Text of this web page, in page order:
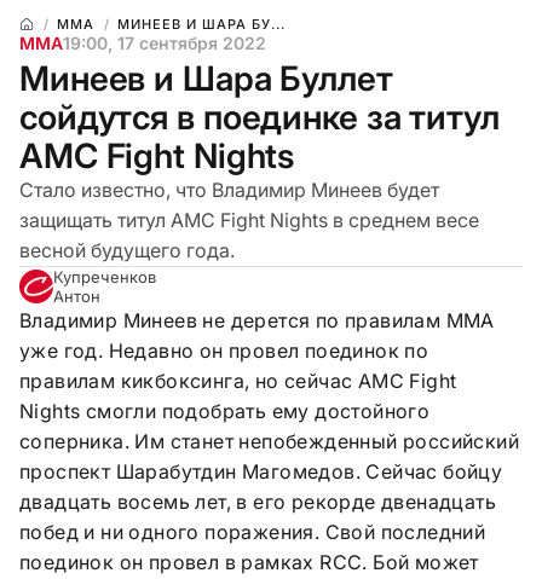
ММА МИНЕЕВ И ШАРА БУ...
ММА19:00, 17 сентября 2022
Минеев и Шара Буллет
сойдутся в поединке за титул
AMC Fight Nights
Стало известно, что Владимир Минеев будет
защищать титул AMC Fight Nights в среднем весе
весной будущего года.
Купреченков
Антон
Владимир Минеев не дерется по правилам ММА
уже год. Недавно он провел поединок по
правилам кикбоксинга, но сейчас AMC Fight
Nights смогли подобрать ему достойного
соперника. Им станет непобежденный российский
проспект Шарабутдин Магомедов. Сейчас бойцу
двадцать восемь лет, в его рекорде двенадцать
побед и ни одного поражения. Свой последний
поединок он провел в рамках RСС. Бой может